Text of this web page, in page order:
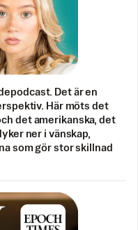
Det är en
Här möts det
det amerikanska, det
ner i vänskap,
som gör stor skillnad